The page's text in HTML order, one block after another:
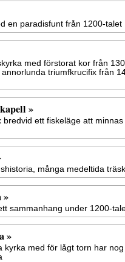
en paradisfunt från 1200-talet
med förstorat kor från
triumfkrucifix från
»
bredvid ett fiskeläge att
många medeltida
»
sammanhang under 1200-
»
kyrka med för lågt torn har